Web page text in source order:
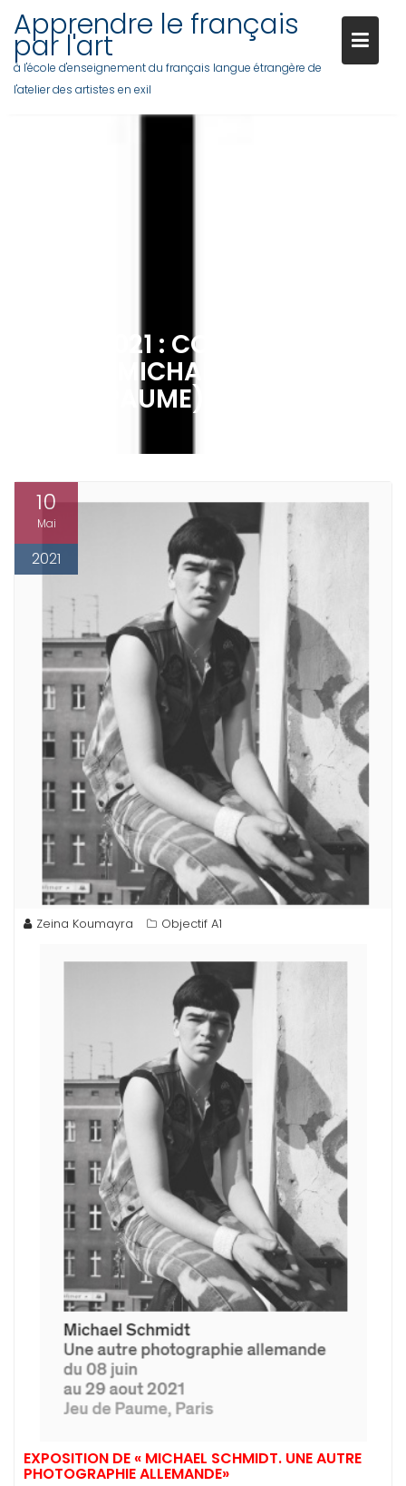
content
Apprendre le français
par l'art
à l'école d'enseignement du français langue étrangère de
l'atelier des artistes en exil
10 MAI 2021 : COMPRÉHENSION
ÉCRITE (MICHAEL SCHMIDT-LE
JEU DE PAUME)
10
Mai
2021
Zeina Koumayra Objectif A1
EXPOSITION DE « MICHAEL SCHMIDT. UNE AUTRE
PHOTOGRAPHIE ALLEMANDE»